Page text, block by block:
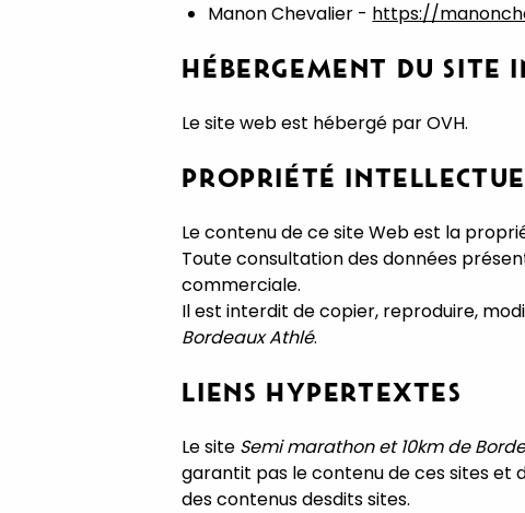
Manon Chevalier - https://
HÉBERGEMENT DU SITE
Le site web est hébergé par OVH.
PROPRIÉTÉ
Le contenu de ce site Web est la
Toute consultation des données
commerciale.
Il est interdit de copier, reproduire,
Bordeaux Athlé.
LIENS HYPERTEXTES
Le site Semi marathon et 10km de
garantit pas le contenu de ces sites et
des contenus desdits sites.